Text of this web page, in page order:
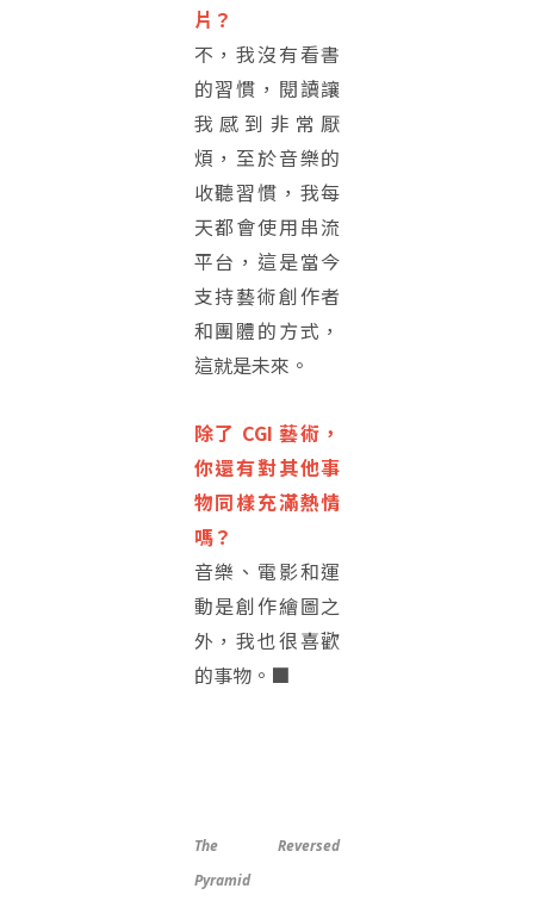
片？
不，我沒有看書
的習慣，閱讀讓
我感到非常厭
煩，至於音樂的
收聽習慣，我每
天都會使用串流
平台，這是當今
支持藝術創作者
和團體的方式，
這就是未來。
除了 CGI 藝術，
你還有對其他事
物同樣充滿熱情
嗎？
音樂、電影和運
動是創作繪圖之
外，我也很喜歡
的事物。■
The Reversed
Pyramid